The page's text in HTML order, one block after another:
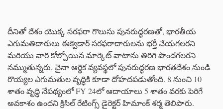
దీనితో దేశం యొక్క సరఫరా గొలుసు పునరుద్ధరణతో, భారతీయ
ఎగుమతిదారులు ఈక్వెడార్ సరఫరాదారులను భర్తీ చేయగలరని
మరియు వారి కోల్పోయిన మార్కెట్ వాటాను తిరిగి పొందగలరని
నమ్ముతున్నరు. చైనా ఆర్థిక వ్యవస్థలో పునరుద్ధరణ భారతదేశం నుండి
రొయ్యల ఎగుమతుల వృద్ధికి కూడా దోహదపడుతోంది. 8 నుంచి 10
శాతం వృద్ధి నేపథ్యంలో FY 24లో ఆదాయాలు 5 శాతం వరకు పెరిగే
అవకాశం ఉందని క్రిసిల్ రేటింగ్స్ డైరెక్టర్ హిమాంక్ శర్మ తెలిపారు.